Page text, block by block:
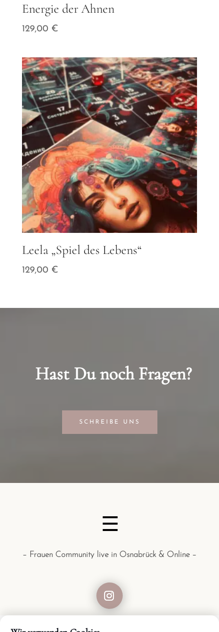
Energie der Ahnen
129,00 €
Leela „Spiel des Lebens“
129,00 €
Hast Du noch Fragen?
SCHREIBE UNS
– Frauen Community live in Osnabrück & Online –